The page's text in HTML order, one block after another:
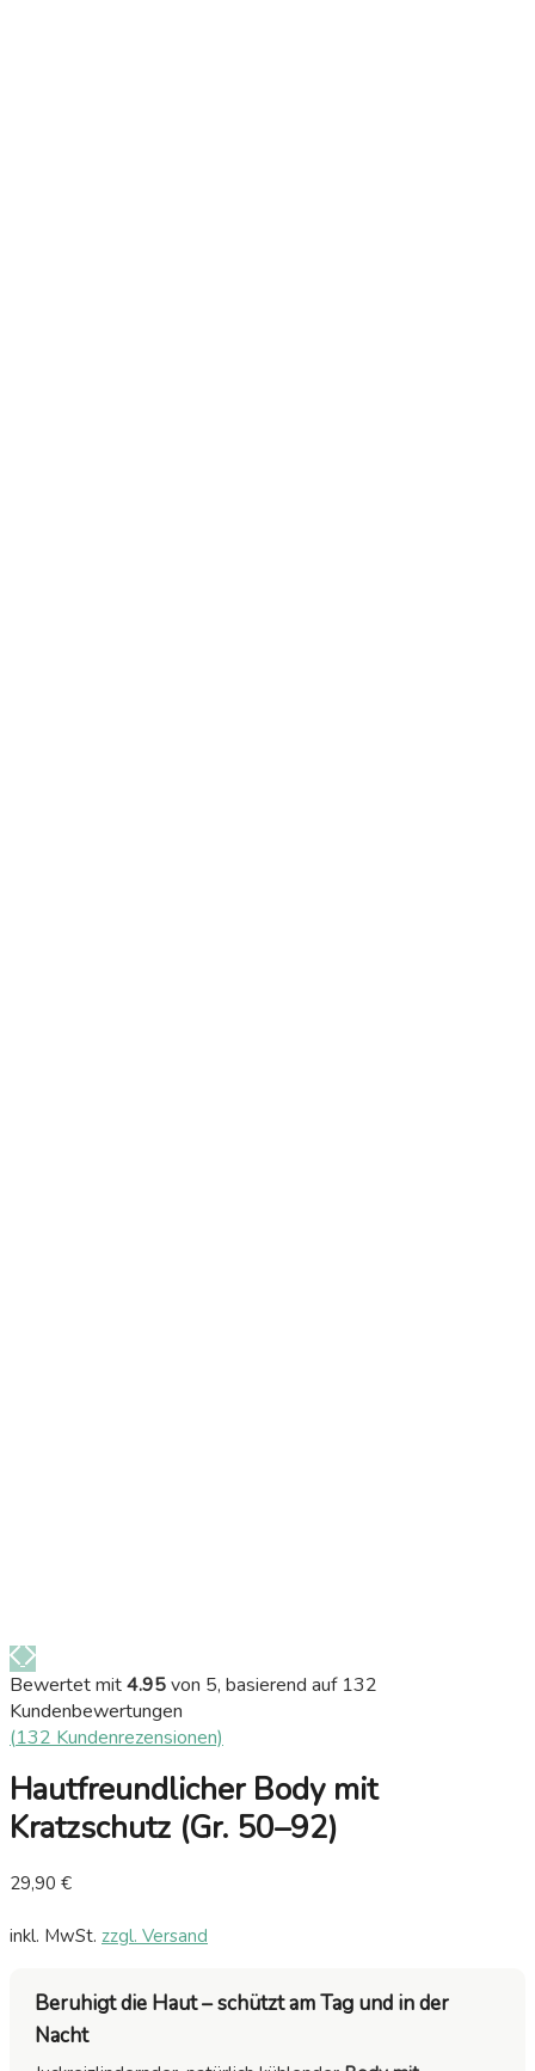
Bewertet mit4.95von 5, basierend auf 132
Kundenbewertungen
(132 Kundenrezensionen)
Hautfreundlicher Body mit
Kratzschutz (Gr. 50–92)
29,90 €
inkl. MwSt. zzgl. Versand
Beruhigt die Haut – schützt am Tag und in der
Nacht